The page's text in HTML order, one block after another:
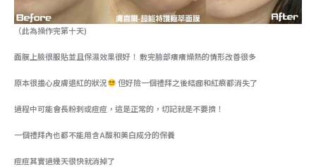
（此為操作完第十天)
面膜上臉很服貼並且保濕效果很好！ 敷完臉部癢癢燥熱的情形改善很多
原本很擔心皮膚退紅的狀況 但好險一個禮拜之後結痂和紅痕都消失了
過程中可能會長粉刺或痘痘，這是正常的，切記就是不要擠！
一個禮拜內也都不能用含A酸和美白成分的保養
痘痘其實過幾天很快就消掉了